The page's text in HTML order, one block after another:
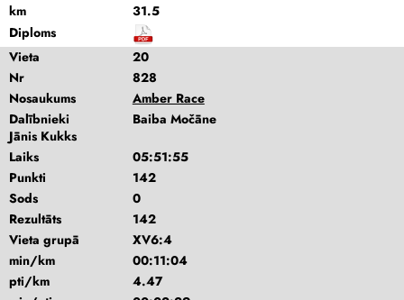
km
31.5
Diploms
Vieta
20
Nr
828
Nosaukums
Amber Race
Dalībnieki
Baiba Močāne
Jānis Kukks
Laiks
05:51:55
Punkti
142
Sods
0
Rezultāts
142
Vieta grupā
XV6:4
min/km
00:11:04
pti/km
4.47